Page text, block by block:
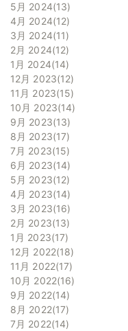
5月 2024 13
4月 2024 12
3月 2024 11
2月 2024 12
1月 2024 14
12月 2023 12
11月 2023 15
10月 2023 14
9月 2023 13
8月 2023 17
7月 2023 15
6月 2023 14
5月 2023 12
4月 2023 14
3月 2023 16
2月 2023 13
1月 2023 17
12月 2022 18
11月 2022 17
10月 2022 16
9月 2022 14
8月 2022 17
7月 2022 14